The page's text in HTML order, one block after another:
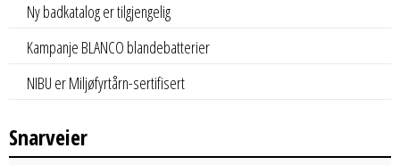
Ny badkatalog er tilgjengelig
Kampanje BLANCO blandebatterier
NIBU er Miljøfyrtårn-sertifisert
Snarveier